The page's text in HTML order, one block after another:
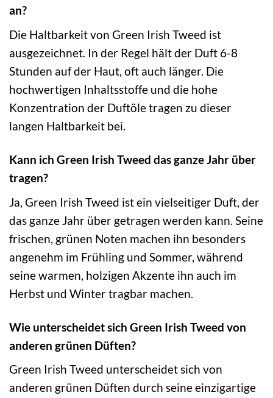
an?
Die Haltbarkeit von Green Irish Tweed ist
ausgezeichnet. In der Regel hält der Duft 6-8
Stunden auf der Haut, oft auch länger. Die
hochwertigen Inhaltsstoffe und die hohe
Konzentration der Duftöle tragen zu dieser
langen Haltbarkeit bei.
Kann ich Green Irish Tweed das ganze Jahr über
tragen?
Ja, Green Irish Tweed ist ein vielseitiger Duft, der
das ganze Jahr über getragen werden kann. Seine
frischen, grünen Noten machen ihn besonders
angenehm im Frühling und Sommer, während
seine warmen, holzigen Akzente ihn auch im
Herbst und Winter tragbar machen.
Wie unterscheidet sich Green Irish Tweed von
anderen grünen Düften?
Green Irish Tweed unterscheidet sich von
anderen grünen Düften durch seine einzigartige